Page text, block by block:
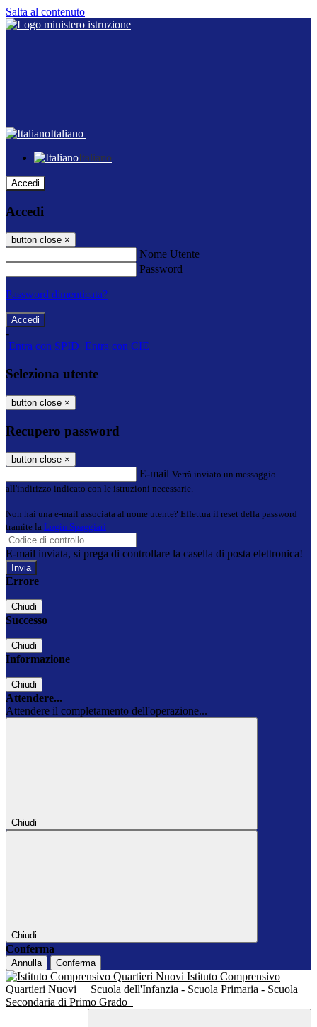
Salta al contenuto
Italiano
Italiano
Accedi
Accedi
button close ×
Nome Utente
Password
Password dimenticata?
-
Entra con SPID Entra con CIE
Seleziona utente
button close ×
Recupero password
button close ×
E-mail Verrà inviato un messaggio
all'indirizzo indicato con le istruzioni necessarie.
Non hai una e-mail associata al nome utente? Effettua il reset della password
tramite la Login Spaggiari
E-mail inviata, si prega di controllare la casella di posta elettronica!
Errore
Chiudi
Successo
Chiudi
Informazione
Chiudi
Attendere...
Attendere il completamento dell'operazione...
Chiudi
Chiudi
Conferma
Annulla Conferma
Istituto Comprensivo
Quartieri Nuovi
Scuola dell'Infanzia - Scuola Primaria - Scuola
Secondaria di Primo Grado